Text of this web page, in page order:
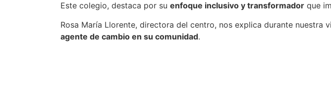
Este colegio, destaca por su enfoque inclusivo y transformador que
Rosa María Llorente, directora del centro, nos explica durante
agente de cambio en su comunidad.